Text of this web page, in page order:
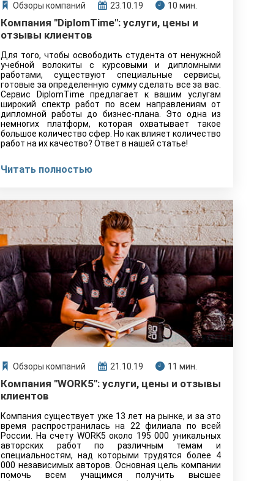
Обзоры компаний 23.10.19 10 мин.
Компания "DiplomTime": услуги, цены и
отзывы клиентов
Для того, чтобы освободить студента от ненужной
учебной волокиты с курсовыми и дипломными
работами, существуют специальные сервисы,
готовые за определенную сумму сделать все за вас.
Сервис DiplomTime предлагает к вашим услугам
широкий спектр работ по всем направлениям от
дипломной работы до бизнес-плана. Это одна из
немногих платформ, которая охватывает такое
большое количество сфер. Но как влияет количество
работ на их качество? Ответ в нашей статье!
Читать полностью
Обзоры компаний 21.10.19 11 мин.
Компания "WORK5": услуги, цены и отзывы
клиентов
Компания существует уже 13 лет на рынке, и за это
время распространилась на 22 филиала по всей
России. На счету WORK5 около 195 000 уникальных
авторских работ по различным темам и
специальностям, над которыми трудятся более 4
000 независимых авторов. Основная цель компании
помочь всем учащимся получить высшее